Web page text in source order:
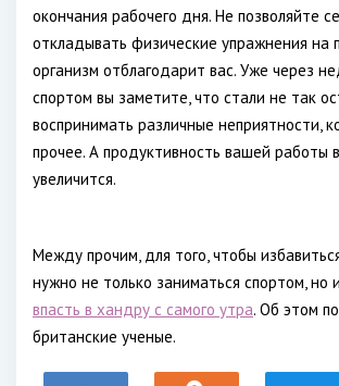
окончания рабочего дня. Не позволяйте
откладывать физические упражнения на
организм отблагодарит вас. Уже через
спортом вы заметите, что стали не так
воспринимать различные неприятности,
прочее. А продуктивность вашей работы
увеличится.
Между прочим, для того, чтобы
нужно не только заниматься спортом, но
впасть в хандру с самого утра. Об этом
британские ученые.